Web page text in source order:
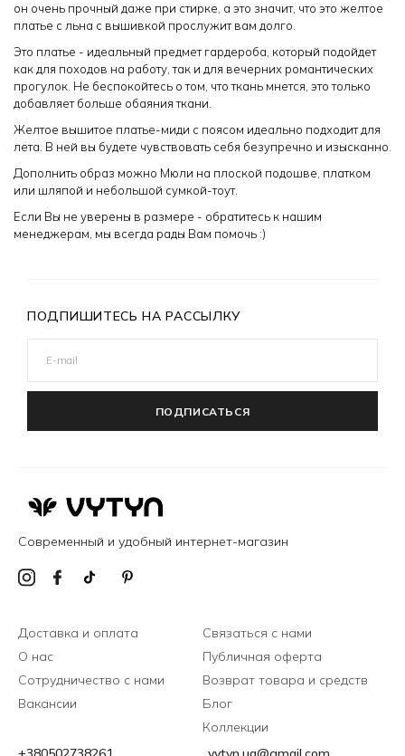
он очень прочный даже при стирке, а это значит, что это желтое
платье с льна с вышивкой прослужит вам долго.
Это платье - идеальный предмет гардероба, который подойдет
как для походов на работу, так и для вечерних романтических
прогулок. Не беспокойтесь о том, что ткань мнется, это только
добавляет больше обаяния ткани.
Желтое вышитое платье-миди с поясом идеально подходит для
лета. В ней вы будете чувствовать себя безупречно и изысканно.
Дополнить образ можно Мюли на плоской подошве, платком
или шляпой и небольшой сумкой-тоут.
Если Вы не уверены в размере - обратитесь к нашим
менеджерам, мы всегда рады Вам помочь :)
ПОДПИШИТЕСЬ НА РАССЫЛКУ
ПОДПИСАТЬСЯ
Современный и удобный интернет-магазин
Доставка и оплата
О нас
Сотрудничество с нами
Вакансии
Связаться с нами
Публичная оферта
Возврат товара и средств
Блог
Коллекции